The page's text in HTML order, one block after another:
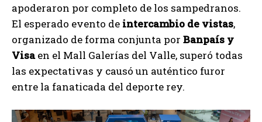
apoderaron por completo de los sampedranos.
El esperado evento de intercambio de vistas,
organizado de forma conjunta por Banpaís y
Visaen el Mall Galerías del Valle, superó todas
las expectativas y causó un auténtico furor
entre la fanaticada del deporte rey.